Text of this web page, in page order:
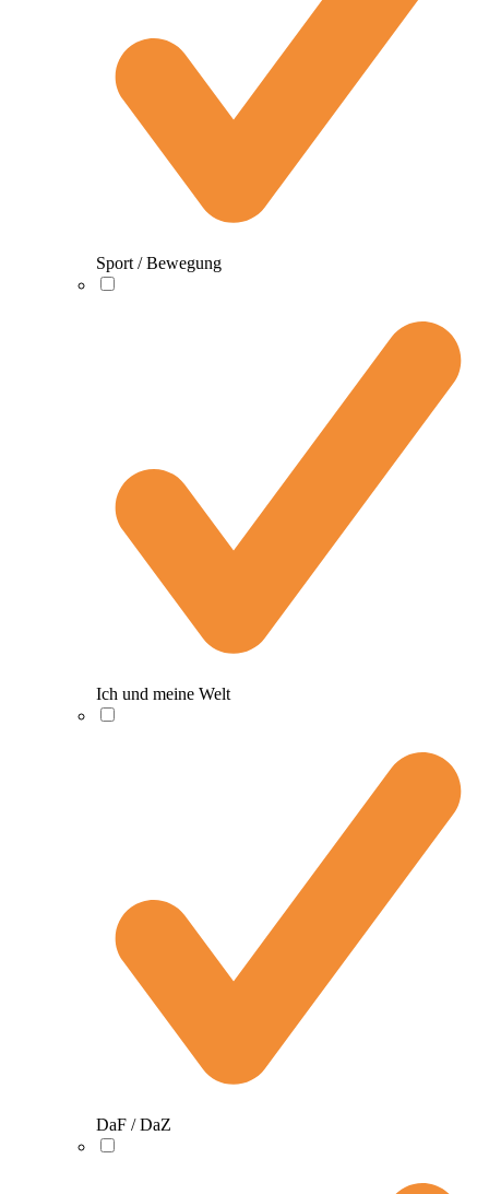
Sport / Bewegung
Ich und meine Welt
DaF / DaZ